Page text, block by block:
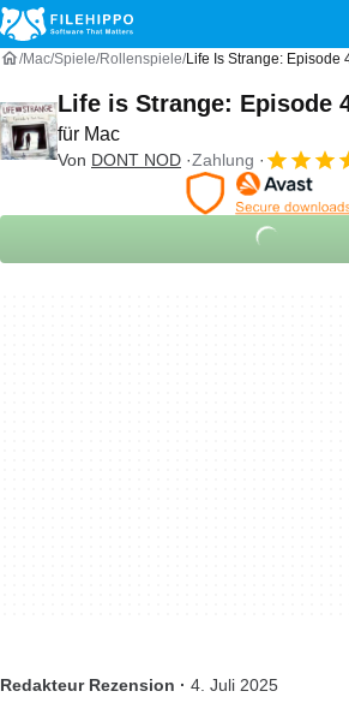
Mac Spiele Rollenspiele Life Is Strange: Episode
Life is Strange: Episode
für Mac
Von DONT NOD Zahlung
Redakteur Rezension · 4. Juli 2025